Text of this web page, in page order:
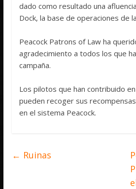
dado como resultado una
Dock, la base de operaciones de
Peacock Patrons of Law ha
agradecimiento a todos los que
campaña.
Los pilotos que han contribuido
pueden recoger sus
en el sistema Peacock.
← Ruinas